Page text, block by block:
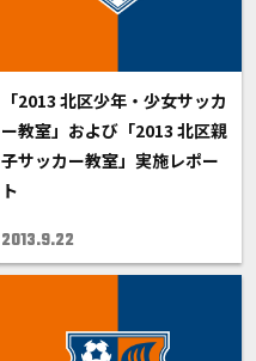
「2013 北区少年・少女サッカ
ー教室」および「2013 北区親
子サッカー教室」実施レポー
ト
2013.9.22